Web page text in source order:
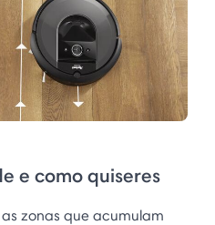
e como quiseres
zonas que acumulam